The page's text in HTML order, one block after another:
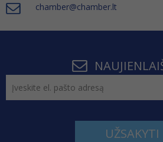
chamber@chamber.lt
UŽSAKYTI